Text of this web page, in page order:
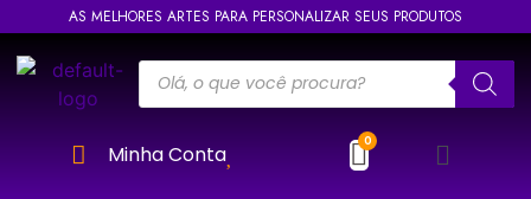
AS MELHORES ARTES PARA PERSONALIZAR SEUS PRODUTOS
Minha Conta